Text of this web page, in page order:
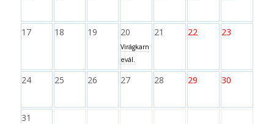
17 18 19 20
Virágkarn
evál.
21 22 23
24 25 26 27 28 29 30
31